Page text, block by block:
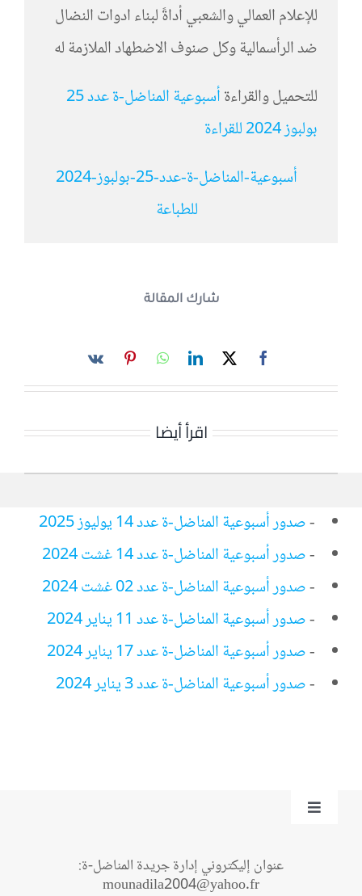
للإعلام العمالي والشعبي أداةً لبناء ادوات النضال
ضد الرأسمالية وكل صنوف الاضطهاد الملازمة له
للتحميل والقراءة
أسبوعية المناضل-ة عدد 25
بولبوز 2024 للقراءة
أسبوعية-المناضل-ة-عدد-25-بولبوز-2024
للطباعة
شارك المقالة
اقرأ أيضا
-صدور أسبوعية المناضل-ة عدد 14 يوليوز 2025
-صدور أسبوعية المناضل-ة عدد 14 غشت 2024
-صدور أسبوعية المناضل-ة عدد 02 غشت 2024
-صدور أسبوعية المناضل-ة عدد 11 يناير 2024
-صدور أسبوعية المناضل-ة عدد 17 يناير 2024
-صدور أسبوعية المناضل-ة عدد 3 يناير 2024
Toggle
عنوان إليكتروني إدارة جريدة المناضل-ة:
mounadila2004@yahoo.fr